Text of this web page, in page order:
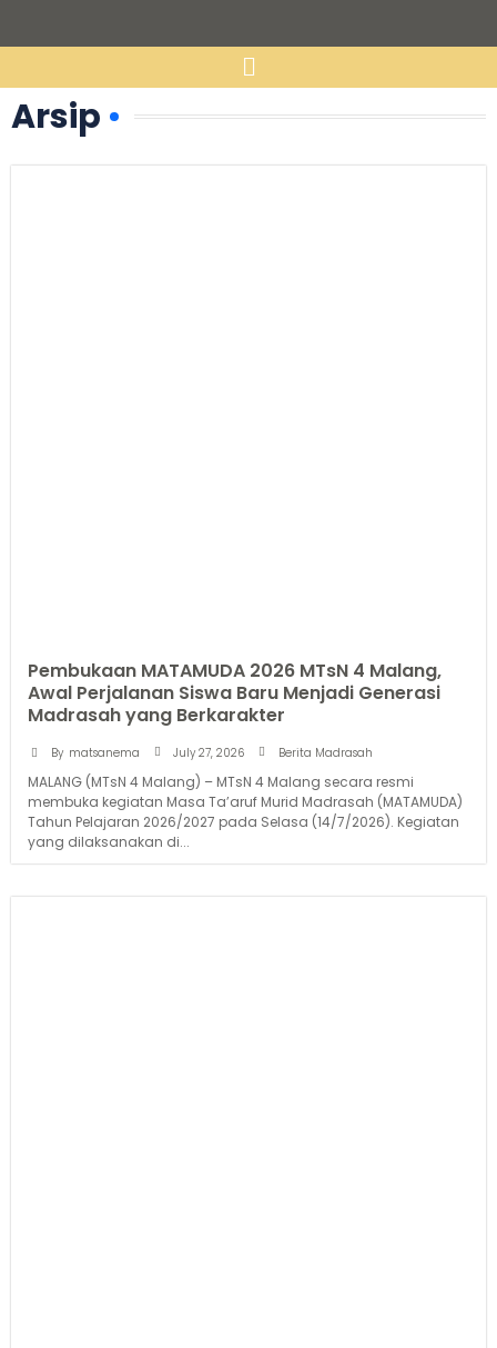
Arsip
Pembukaan MATAMUDA 2026 MTsN 4 Malang,
Awal Perjalanan Siswa Baru Menjadi Generasi
Madrasah yang Berkarakter
By matsanema July 27, 2026 Berita Madrasah
MALANG (MTsN 4 Malang) – MTsN 4 Malang secara resmi
membuka kegiatan Masa Ta’aruf Murid Madrasah (MATAMUDA)
Tahun Pelajaran 2026/2027 pada Selasa (14/7/2026). Kegiatan
yang dilaksanakan di...